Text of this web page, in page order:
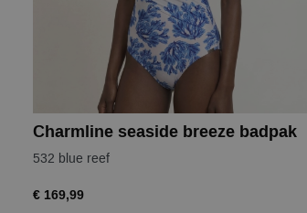
Charmline seaside breeze badpak
532 blue reef
€ 169,99